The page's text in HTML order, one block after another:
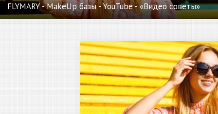
FLYMARY - MakeUp базы - YouTube - «Видео советы»